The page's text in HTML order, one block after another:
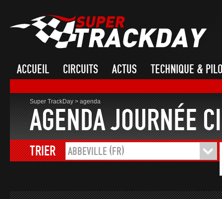
ACCUEIL CIRCUITS ACTUS TECHNIQUE &
Super TrackDay>agenda
AGENDA JOURNÉE
TRIER ABBEVILLE (FR)